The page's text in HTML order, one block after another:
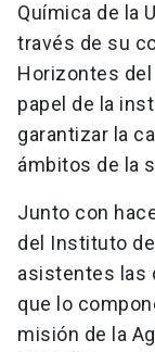
Química de la
través de su
Horizontes del
papel de la
garantizar la
ámbitos de la
Junto con
del Instituto
asistentes las
que lo
misión de la